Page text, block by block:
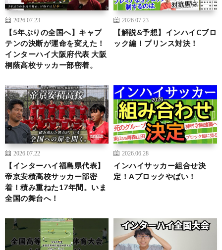
2026.07.23
【5年ぶりの全国へ】キャプ
テンの決断が運命を変えた！
インターハイ大阪府代表 大阪
桐蔭高校サッカー部密着。
2026.07.23
【解説&予想】インハイCブロ
ック編！プリンス対決！
2026.07.22
【インターハイ福島県代表】
帝京安積高校サッカー部密
着！積み重ねた17年間。いま
全国の舞台へ！
2026.06.28
インハイサッカー組合せ決
定！Aブロックやばい！